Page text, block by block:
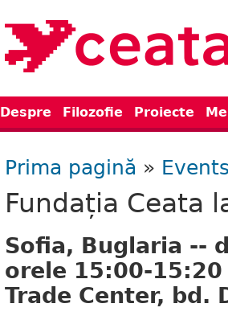
Despre Filozofie Proiecte
Prima pagină »
Fundația Ceata
Sofia, Buglaria --
orele 15:00-
Trade Center, bd.